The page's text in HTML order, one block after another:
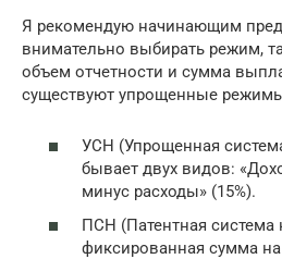
Я рекомендую начинающим
внимательно выбирать режим,
объем отчетности и сумма
существуют упрощенные
УСН (Упрощенная
бывает двух видов:
минус расходы» (15%).
ПСН (Патентная
фиксированная сумма